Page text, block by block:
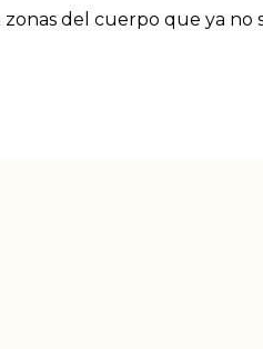
zonas del cuerpo que ya